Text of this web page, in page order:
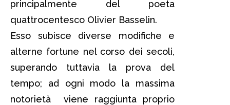
principalmente del poeta
quattrocentesco Olivier Basselin.
Esso subisce diverse modifiche e
alterne fortune nel corso dei secoli,
superando tuttavia la prova del
tempo; ad ogni modo la massima
notorietà viene raggiunta proprio